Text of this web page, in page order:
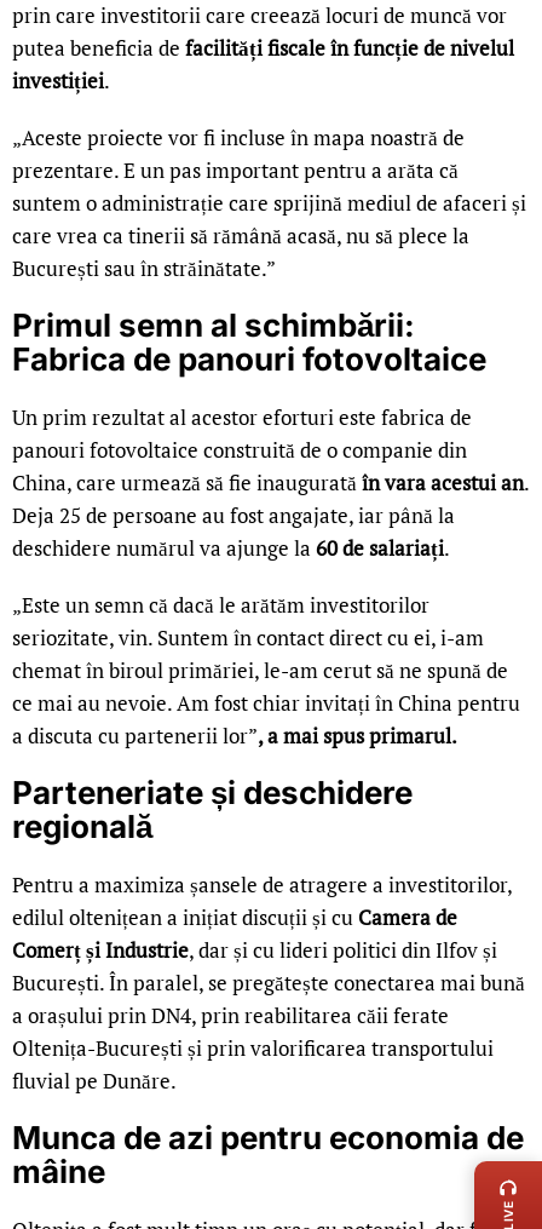
prin care investitorii care creează locuri de muncă vor
putea beneficia de facilități fiscale în funcție de nivelul
investiției.
„Aceste proiecte vor fi incluse în mapa noastră de
prezentare. E un pas important pentru a arăta că
suntem o administrație care sprijină mediul de afaceri și
care vrea ca tinerii să rămână acasă, nu să plece la
București sau în străinătate.”
Primul semn al schimbării:
Fabrica de panouri fotovoltaice
Un prim rezultat al acestor eforturi este fabrica de
panouri fotovoltaice construită de o companie din
China, care urmează să fie inauguratăîn vara acestui an.
Deja 25 de persoane au fost angajate, iar până la
deschidere numărul va ajunge la 60 de salariați.
„Este un semn că dacă le arătăm investitorilor
seriozitate, vin. Suntem în contact direct cu ei, i-am
chemat în biroul primăriei, le-am cerut să ne spună de
ce mai au nevoie. Am fost chiar invitați în China pentru
a discuta cu partenerii lor”, a mai spus primarul.
Parteneriate și deschidere
regională
Pentru a maximiza șansele de atragere a investitorilor,
edilul oltenițean a inițiat discuții și cu Camera de
Comerț și Industrie, dar și cu lideri politici din Ilfov și
București. În paralel, se pregătește conectarea mai bună
a orașului prin DN4, prin reabilitarea căii ferate
Oltenița-București și prin valorificarea transportului
fluvial pe Dunăre.
Munca de azi pentru economia de
mâine